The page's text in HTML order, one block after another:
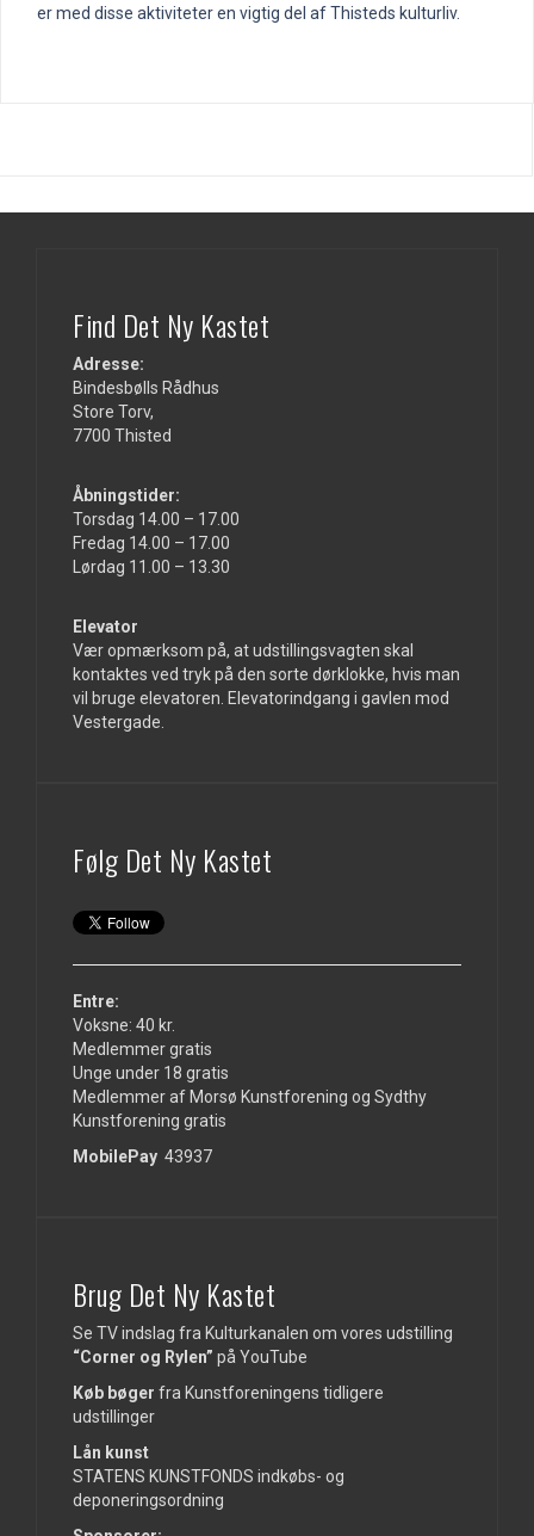
er med disse aktiviteter en vigtig del af Thisteds kulturliv.
Find Det Ny Kastet
Adresse:
Bindesbølls Rådhus
Store Torv,
7700 Thisted
Åbningstider:
Torsdag 14.00 – 17.00
Fredag 14.00 – 17.00
Lørdag 11.00 – 13.30
Elevator
Vær opmærksom på, at udstillingsvagten skal
kontaktes ved tryk på den sorte dørklokke, hvis man
vil bruge elevatoren. Elevatorindgang i gavlen mod
Vestergade.
Følg Det Ny Kastet
Entre:
Voksne: 40 kr.
Medlemmer gratis
Unge under 18 gratis
Medlemmer af Morsø Kunstforening og Sydthy
Kunstforening gratis
MobilePay 43937
Brug Det Ny Kastet
Se TV indslag fra Kulturkanalen om vores udstilling
“Corner og Rylen” på YouTube
Køb bøger fra Kunstforeningens tidligere
udstillinger
Lån kunst
STATENS KUNSTFONDS indkøbs- og
deponeringsordning